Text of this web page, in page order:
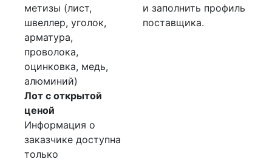
метизы (лист,
швеллер, уголок,
арматура,
проволока,
оцинковка, медь,
алюминий)
Лот с открытой
ценой
Информация о
заказчике доступна
только
и заполнить профиль
поставщика.